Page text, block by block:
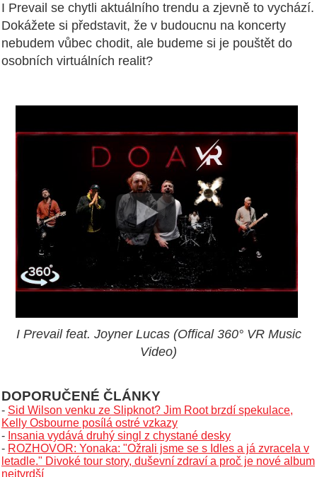
I Prevail se chytli aktuálního trendu a zjevně to vychází.
Dokážete si představit, že v budoucnu na koncerty
nebudem vůbec chodit, ale budeme si je pouštět do
osobních virtuálních realit?
I Prevail feat. Joyner Lucas (Offical 360° VR Music
Video)
DOPORUČENÉ ČLÁNKY
- Sid Wilson venku ze Slipknot? Jim Root brzdí spekulace,
Kelly Osbourne posílá ostré vzkazy
- Insania vydává druhý singl z chystané desky
- ROZHOVOR: Yonaka: "Ožrali jsme se s Idles a já zvracela v
letadle." Divoké tour story, duševní zdraví a proč je nové album
nejtvrdší